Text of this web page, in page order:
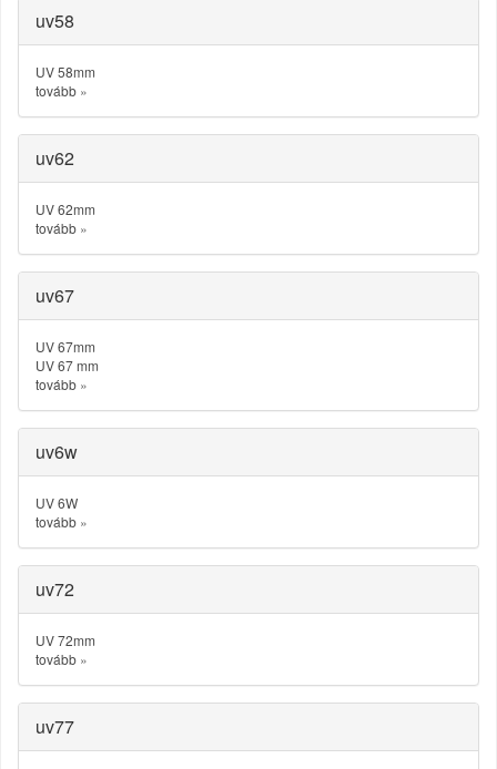
uv58
UV 58mm
tovább »
uv62
UV 62mm
tovább »
uv67
UV 67mm
UV 67 mm
tovább »
uv6w
UV 6W
tovább »
uv72
UV 72mm
tovább »
uv77